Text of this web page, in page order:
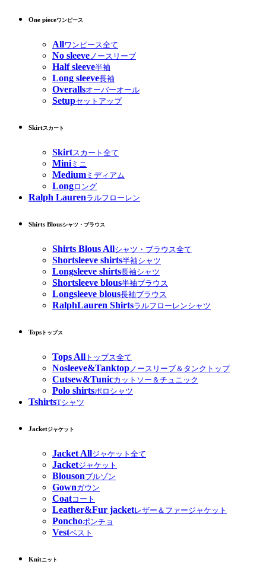
One pieceワンピース
Allワンピース全て
No sleeveノースリーブ
Half sleeve半袖
Long sleeve長袖
Overallsオーバーオール
Setupセットアップ
Skirtスカート
Skirtスカート全て
Miniミニ
Medium ミディアム
Longロング
Ralph Laurenラルフローレン
Shirts Blousシャツ・ブラウス
Shirts Blous Allシャツ・ブラウス全て
Shortsleeve shirts半袖シャツ
Longsleeve shirts長袖シャツ
Shortsleeve blous半袖ブラウス
Longsleeve blous長袖ブラウス
RalphLauren Shirtsラルフローレンシャツ
Tops トップス
Tops All トップス全て
Nosleeve&Tanktop ノースリーブ＆タンクトップ
Cutsew&Tunicカットソー＆チュニック
Polo shirtsポロシャツ
TshirtsTシャツ
Jacketジャケット
Jacket Allジャケット全て
Jacketジャケット
Blousonブルゾン
Gownガウン
Coatコート
Leather&Fur jacketレザー＆ファージャケット
Ponchoポンチョ
Vestベスト
Knitニット